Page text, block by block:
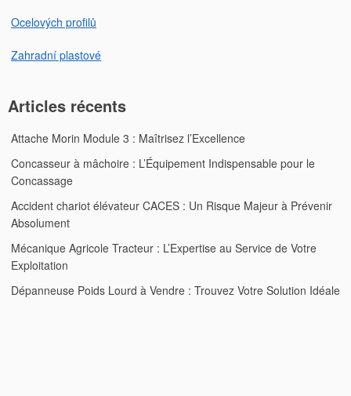
Ocelových profilů
Zahradní plastové
Articles récents
Attache Morin Module 3 : Maîtrisez l’Excellence
Concasseur à mâchoire : L’Équipement Indispensable pour le
Concassage
Accident chariot élévateur CACES : Un Risque Majeur à Prévenir
Absolument
Mécanique Agricole Tracteur : L’Expertise au Service de Votre
Exploitation
Dépanneuse Poids Lourd à Vendre : Trouvez Votre Solution Idéale